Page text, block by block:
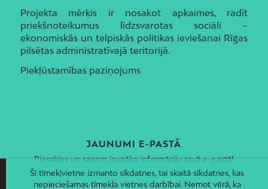
Projekta mērķis ir nosakot apkaimes, radīt
priekšnoteikumus līdzsvarotas sociāli –
ekonomiskās un telpiskās politikas ieviešanai Rīgas
pilsētas administratīvajā teritorijā.
Piekļūstamības paziņojums
JAUNUMI E-PASTĀ
Piesakies un saņem jaunāko informāciju savā e-pastā!
Šī tīmekļvietne izmanto sīkdatnes, tai skaitā sīkdatnes, kas
nepieciešamas tīmekļa vietnes darbībai. Ņemot vērā, ka